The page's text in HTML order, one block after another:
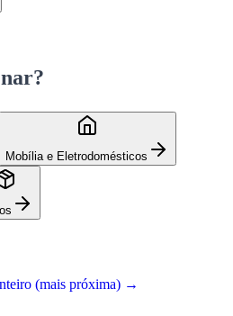
Mobília e Eletrodomésticos
(mais próxima) →